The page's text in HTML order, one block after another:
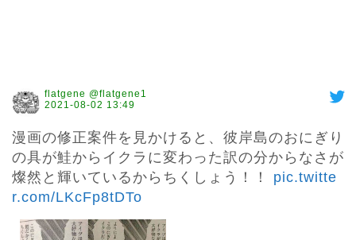
flatgene @flatgene1
2021-08-02 13:49
漫画の修正案件を見かけると、彼岸島のおにぎり
の具が鮭からイクラに変わった訳の分からなさが
燦然と輝いているからちくしょう！！ pic.twitte
r.com/LKcFp8tDTo